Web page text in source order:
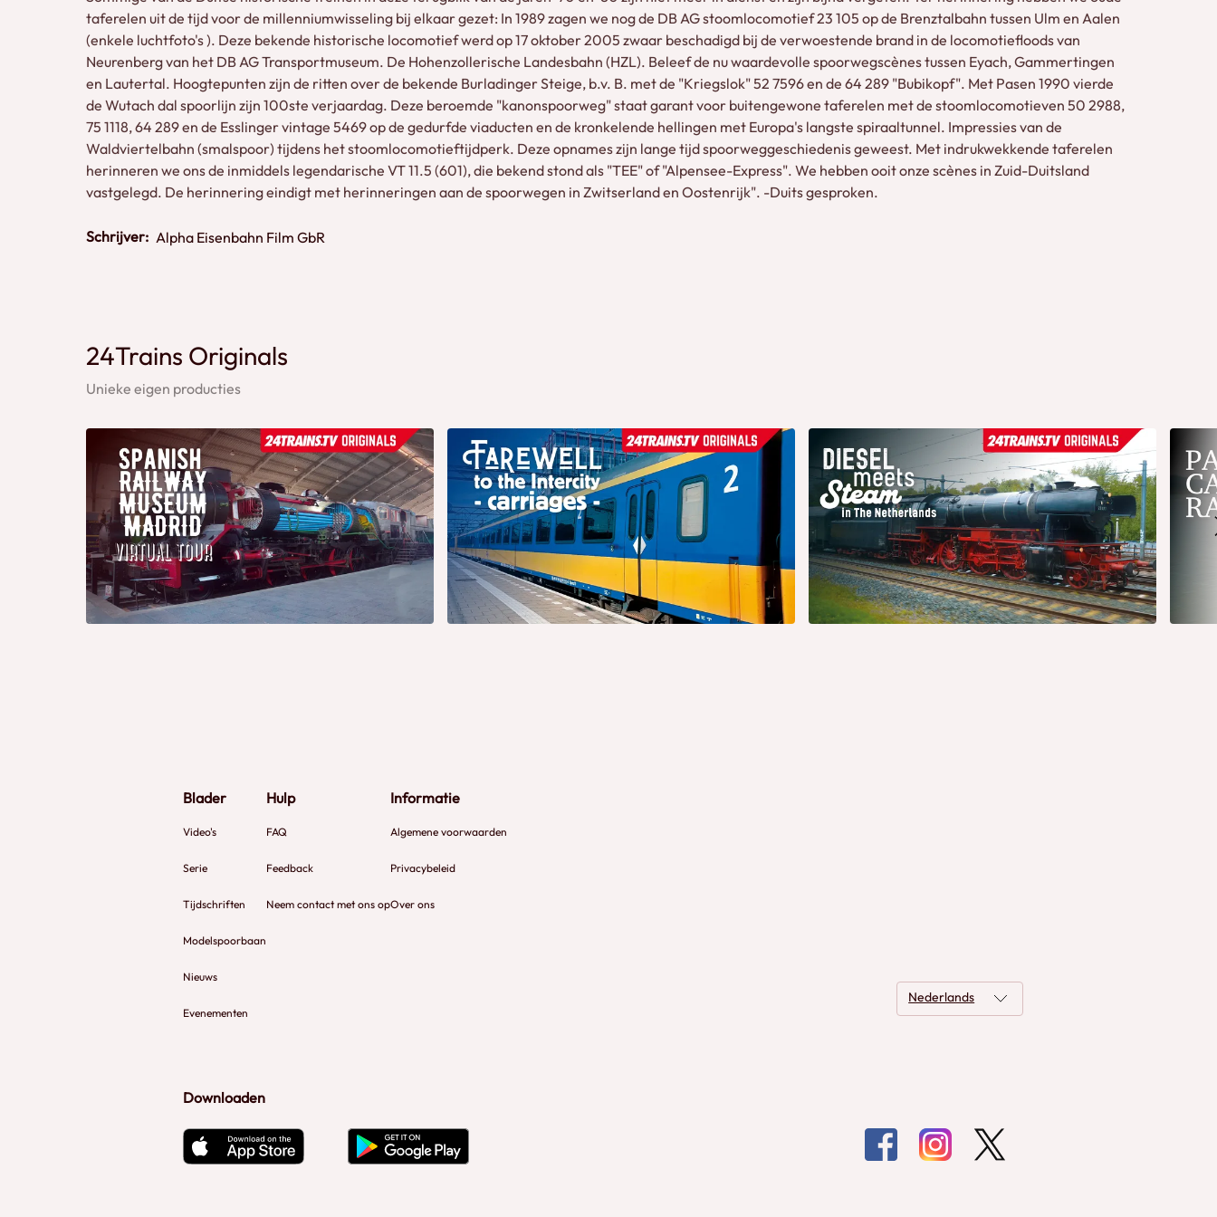
taferelen uit de tijd voor de millenniumwisseling bij elkaar gezet: In 1989 zagen we nog de DB AG stoomlocomotief 23 105 op de Brenztalbahn tussen Ulm en Aalen
(enkele luchtfoto's ). Deze bekende historische locomotief werd op 17 oktober 2005 zwaar beschadigd bij de verwoestende brand in de locomotiefloods van
Neurenberg van het DB AG Transportmuseum. De Hohenzollerische Landesbahn (HZL). Beleef de nu waardevolle spoorwegscènes tussen Eyach, Gammertingen
en Lautertal. Hoogtepunten zijn de ritten over de bekende Burladinger Steige, b.v. B. met de "Kriegslok" 52 7596 en de 64 289 "Bubikopf". Met Pasen 1990 vierde
de Wutach dal spoorlijn zijn 100ste verjaardag. Deze beroemde "kanonspoorweg" staat garant voor buitengewone taferelen met de stoomlocomotieven 50 2988,
75 1118, 64 289 en de Esslinger vintage 5469 op de gedurfde viaducten en de kronkelende hellingen met Europa's langste spiraaltunnel. Impressies van de
Waldviertelbahn (smalspoor) tijdens het stoomlocomotieftijdperk. Deze opnames zijn lange tijd spoorweggeschiedenis geweest. Met indrukwekkende taferelen
herinneren we ons de inmiddels legendarische VT 11.5 (601), die bekend stond als "TEE" of "Alpensee-Express". We hebben ooit onze scènes in Zuid-Duitsland
vastgelegd. De herinnering eindigt met herinneringen aan de spoorwegen in Zwitserland en Oostenrijk". -Duits gesproken.
Schrijver: Alpha Eisenbahn Film GbR
24Trains Originals
Unieke eigen producties
Blader
Video's
Serie
Tijdschriften
Modelspoorbaan
Nieuws
Evenementen
Hulp
FAQ
Feedback
Neem contact met ons op
Informatie
Algemene voorwaarden
Privacybeleid
Over ons
Nederlands
Downloaden